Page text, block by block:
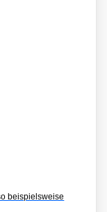
beispielsweise